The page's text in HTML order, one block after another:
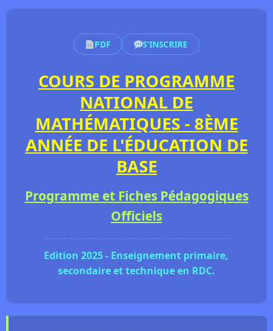
PDF S'INSCRIRE
COURS DE PROGRAMME
NATIONAL DE
MATHÉMATIQUES - 8ÈME
ANNÉE DE L'ÉDUCATION DE
BASE
Programme et Fiches Pédagogiques
Officiels
Edition 2025 - Enseignement primaire,
secondaire et technique en RDC.